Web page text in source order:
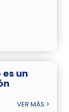
un
VER MÁS >